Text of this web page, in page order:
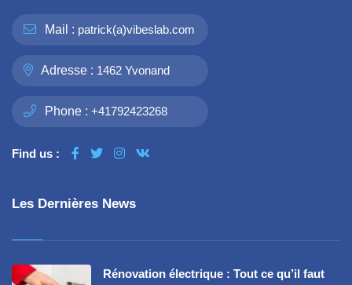
Mail : patrick(a)vibeslab.com
Adresse : 1462 Yvonand
Phone : +41792423268
Find us :
Les Dernières News
Rénovation électrique : Tout ce qu’il faut